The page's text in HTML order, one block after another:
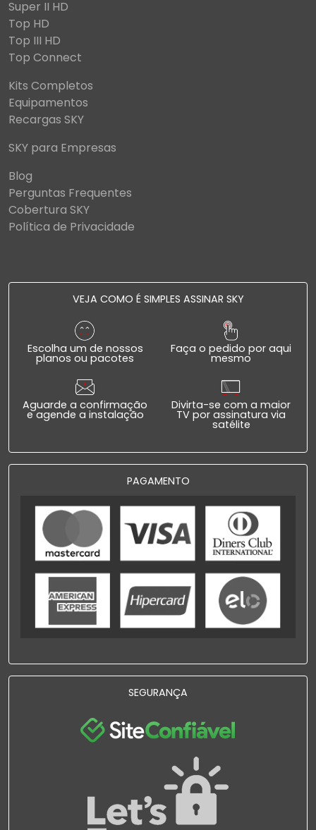
Super II HD
Top HD
Top III HD
Top Connect
Kits Completos
Equipamentos
Recargas SKY
SKY para Empresas
Blog
Perguntas Frequentes
Cobertura SKY
Política de Privacidade
VEJA COMO É SIMPLES ASSINAR SKY
Escolha um de nossos
planos ou pacotes
Faça o pedido por aqui
mesmo
Aguarde a confirmação
e agende a instalação
Divirta-se com a maior
TV por assinatura via
satélite
PAGAMENTO
SEGURANÇA